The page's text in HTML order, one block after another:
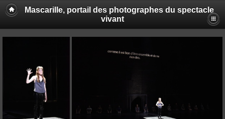
Mascarille, portail des photographes du spectacle
vivant